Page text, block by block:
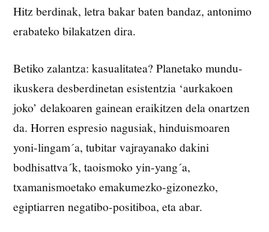
Hitz berdinak, letra bakar baten bandaz, antonimo
erabateko bilakatzen dira.
Betiko zalantza: kasualitatea? Planetako mundu-
ikuskera desberdinetan esistentzia ‘aurkakoen
joko’ delakoaren gainean eraikitzen dela onartzen
da. Horren espresio nagusiak, hinduismoaren
yoni-lingam´a, tubitar vajrayanako dakini
bodhisattva´k, taoismoko yin-yang´a,
txamanismoetako emakumezko-gizonezko,
egiptiarren negatibo-positiboa, eta abar.